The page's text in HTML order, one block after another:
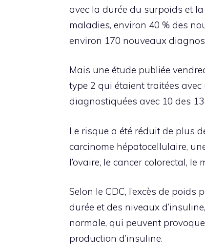
avec la durée du surpoids et
maladies, environ 40 % des
environ 170 nouveaux
Mais une étude publiée
type 2 qui étaient traitées avec
diagnostiquées avec 10 des
Le risque a été réduit de plus
carcinome hépatocellulaire,
l’ovaire, le cancer colorectal,
Selon le CDC, l’excès de
durée et des niveaux
normale, qui peuvent
production d’insuline.